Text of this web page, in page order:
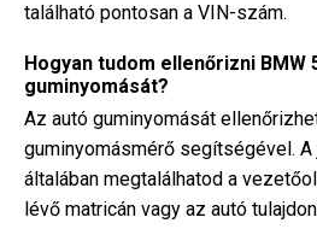
található pontosan a VIN-szám.
Hogyan tudom ellenőrizni BMW
guminyomását?
Az autó guminyomását
guminyomásmérő segítségével.
általában megtalálhatod a
lévő matricán vagy az autó